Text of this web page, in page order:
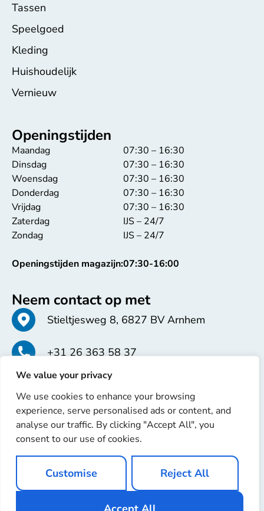
We value your privacy
We use cookies to enhance your browsing
experience, serve personalised ads or content, and
analyse our traffic. By clicking "Accept All", you
consent to our use of cookies.
Customise Reject All
Tassen
Speelgoed
Kleding
Huishoudelijk
Vernieuw
Openingstijden
Maandag
Dinsdag
Woensdag
Donderdag
Vrijdag
Zaterdag
Zondag
Openingstijden magazijn:
07:30 – 16:30
07:30 – 16:30
07:30 – 16:30
07:30 – 16:30
07:30 – 16:30
IJS – 24/7
IJS – 24/7
07:30-16:00
Neem contact op met
Stieltjesweg 8, 6827 BV Arnhem
+31 26 363 58 37
info@erren.com
Copyright © 2025 Erren Recondition. Alle rechten
voorbehouden
Ignaz Software